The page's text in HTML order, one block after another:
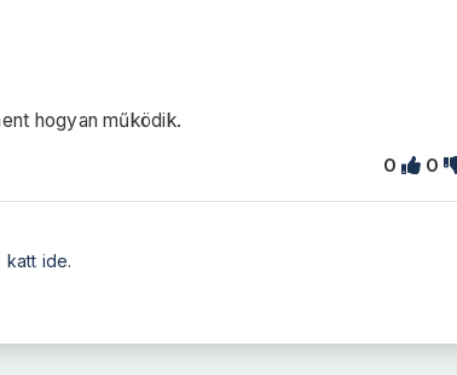
hogyan működik.
0
0
katt ide.